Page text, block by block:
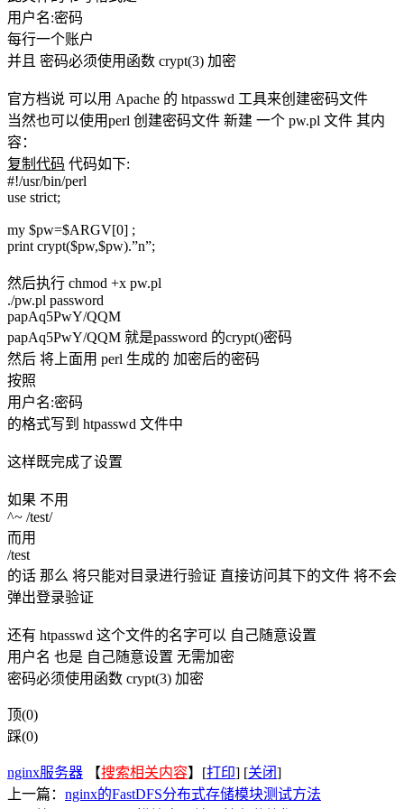
用户名:密码
每行一个账户
并且 密码必须使用函数 crypt(3) 加密
官方档说 可以用 Apache 的 htpasswd 工具来创建密码文件
当然也可以使用perl 创建密码文件 新建 一个 pw.pl 文件 其内
容：
复制代码 代码如下:
#!/usr/bin/perl
use strict;
my $pw=$ARGV[0] ;
print crypt($pw,$pw).”n”;
然后执行 chmod +x pw.pl
./pw.pl password
papAq5PwY/QQM
papAq5PwY/QQM 就是password 的crypt()密码
然后 将上面用 perl 生成的 加密后的密码
按照
用户名:密码
的格式写到 htpasswd 文件中
这样既完成了设置
如果 不用
^~ /test/
而用
/test
的话 那么 将只能对目录进行验证 直接访问其下的文件 将不会
弹出登录验证
还有 htpasswd 这个文件的名字可以 自己随意设置
用户名 也是 自己随意设置 无需加密
密码必须使用函数 crypt(3) 加密
顶(0)
踩(0)
nginx服务器 【搜索相关内容】[打印] [关闭]
上一篇： nginx的FastDFS分布式存储模块测试方法